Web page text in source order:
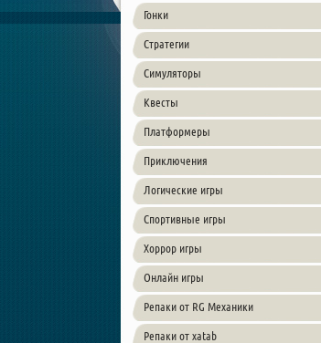
Гонки
Стратегии
Симуляторы
Квесты
Платформеры
Приключения
Логические игры
Спортивные игры
Хоррор игры
Онлайн игры
Репаки от RG Механики
Репаки от xatab